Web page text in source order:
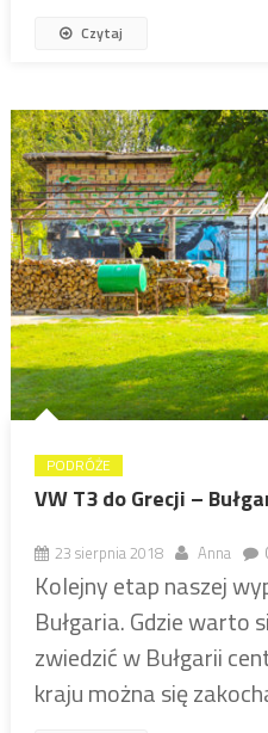
Czytaj
PODRÓŻE
VW T3 do Grecji –
23 sierpnia 2018 Anna
Kolejny etap naszej
Bułgaria. Gdzie warto
zwiedzić w Bułgarii
kraju można się